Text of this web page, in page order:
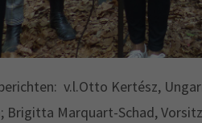
v.l.Otto Kertész,
Brigitta Marquart-Schad,